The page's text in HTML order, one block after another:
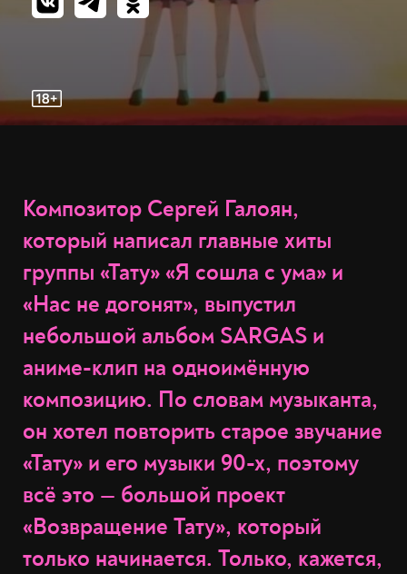
Композитор Сергей Галоян,
который написал главные хиты
группы «Тату» «Я сошла с ума» и
«Нас не догонят», выпустил
небольшой альбом SARGAS и
аниме-клип на одноимённую
композицию. По словам музыканта,
он хотел повторить старое звучание
«Тату» и его музыки 90-х, поэтому
всё это — большой проект
«Возвращение Тату», который
только начинается. Только, кажется,